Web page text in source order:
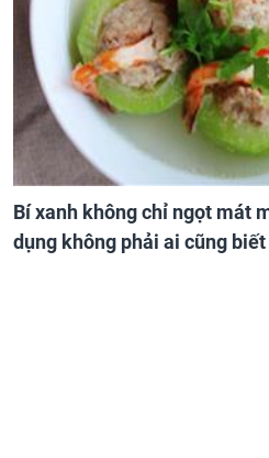
Bí xanh không chỉ ngọt mát
dụng không phải ai cũng biết